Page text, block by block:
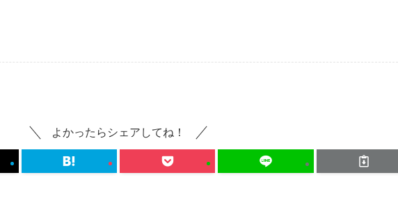
よかったらシェアしてね！